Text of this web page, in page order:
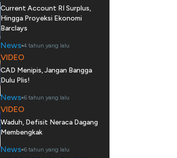
Current Account RI Surplus,
Hingga Proyeksi Ekonomi
Barclays
News 4 tahun yang lalu
VIDEO
CAD Menipis, Jangan Bangga
Dulu Plis!
News 6 tahun yang lalu
VIDEO
Waduh, Defisit Neraca Dagang
Membengkak
News 6 tahun yang lalu